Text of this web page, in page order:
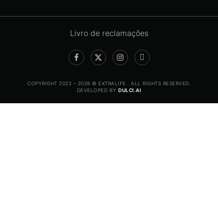
Livro de reclamações
COPYRIGHT 2022 – 2026 © EXTRALIFE . ALL RIGHTS RESERVED.
DEVELOPED BYDULCI.AI